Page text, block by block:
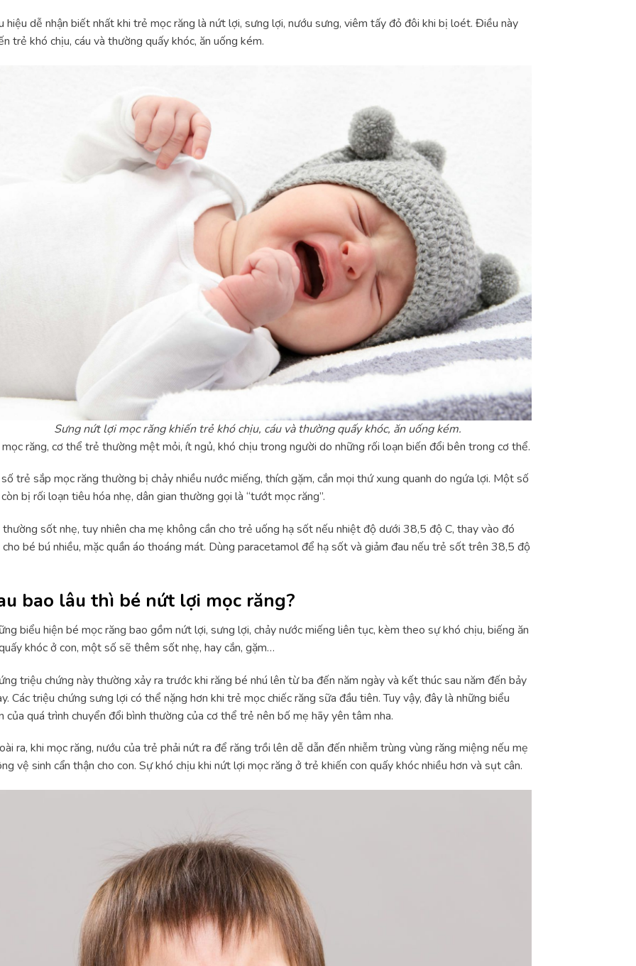
hiệu dễ nhận biết nhất khi trẻ mọc răng là nứt lợi, sưng lợi, nướu sưng, viêm tấy đỏ đôi khi bị loét. Điều này
trẻ khó chịu, cáu và thường quấy khóc, ăn uống kém.
Sưng nứt lợi mọc răng khiến trẻ khó chịu, cáu và thường quấy khóc, ăn uống kém.
răng, cơ thể trẻ thường mệt mỏi, ít ngủ, khó chịu trong người do những rối loạn biến đổi bên trong cơ thể.
trẻ sắp mọc răng thường bị chảy nhiều nước miếng, thích gặm, cắn mọi thứ xung quanh do ngứa lợi. Một số
bị rối loạn tiêu hóa nhẹ, dân gian thường gọi là “tướt mọc răng”.
thường sốt nhẹ, tuy nhiên cha mẹ không cần cho trẻ uống hạ sốt nếu nhiệt độ dưới 38,5 độ C, thay vào đó
bé bú nhiều, mặc quần áo thoáng mát. Dùng paracetamol để hạ sốt và giảm đau nếu trẻ sốt trên 38,5 độ
bao lâu thì bé nứt lợi mọc răng?
biểu hiện bé mọc răng bao gồm nứt lợi, sưng lợi, chảy nước miếng liên tục, kèm theo sự khó chịu, biếng ăn
khóc ở con, một số sẽ thêm sốt nhẹ, hay cắn, gặm…
triệu chứng này thường xảy ra trước khi răng bé nhú lên từ ba đến năm ngày và kết thúc sau năm đến bảy
Các triệu chứng sưng lợi có thể nặng hơn khi trẻ mọc chiếc răng sữa đầu tiên. Tuy vậy, đây là những biểu
của quá trình chuyển đổi bình thường của cơ thể trẻ nên bố mẹ hãy yên tâm nha.
ra, khi mọc răng, nướu của trẻ phải nứt ra để răng trồi lên dễ dẫn đến nhiễm trùng vùng răng miệng nếu mẹ
vệ sinh cẩn thận cho con. Sự khó chịu khi nứt lợi mọc răng ở trẻ khiến con quấy khóc nhiều hơn và sụt cân.